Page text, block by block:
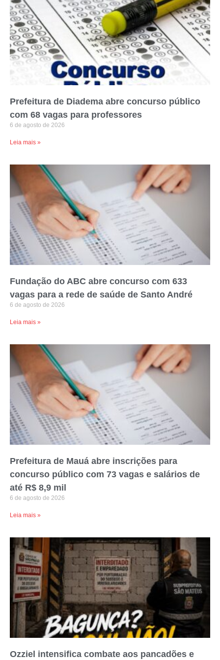
Prefeitura de Diadema abre concurso público
com 68 vagas para professores
6 de agosto de 2026
Leia mais »
Fundação do ABC abre concurso com 633
vagas para a rede de saúde de Santo André
6 de agosto de 2026
Leia mais »
Prefeitura de Mauá abre inscrições para
concurso público com 73 vagas e salários de
até R$ 8,9 mil
6 de agosto de 2026
Leia mais »
Ozziel intensifica combate aos pancadões e